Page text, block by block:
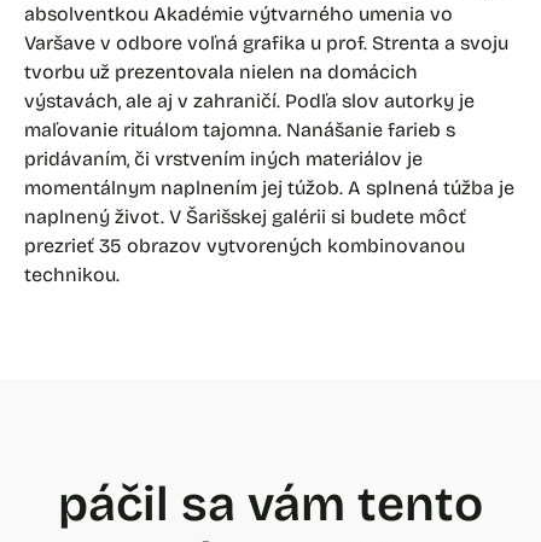
absolventkou Akadémie výtvarného umenia vo
Varšave v odbore voľná grafika u prof. Strenta a svoju
tvorbu už prezentovala nielen na domácich
výstavách, ale aj v zahraničí. Podľa slov autorky je
maľovanie rituálom tajomna. Nanášanie farieb s
pridávaním, či vrstvením iných materiálov je
momentálnym naplnením jej túžob. A splnená túžba je
naplnený život. V Šarišskej galérii si budete môcť
prezrieť 35 obrazov vytvorených kombinovanou
technikou.
páčil sa vám tento